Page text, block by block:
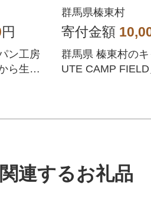
円
ン工房
ら生ま
群馬県榛東村
寄付金額
群馬県 榛東村の
UTE CAMP
連するお礼品